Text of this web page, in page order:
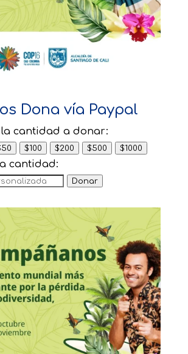
Dona vía Paypal
la cantidad a donar:
$100 $200 $500 $1000
cantidad:
Donar